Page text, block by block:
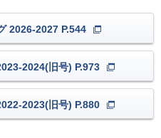
2026-2027 P.544
2024(旧号) P.973
2023(旧号) P.880